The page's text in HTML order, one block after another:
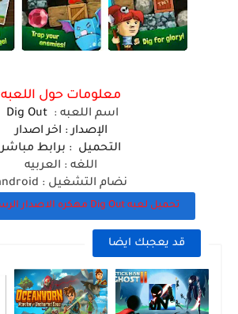
معلومات حول اللعبه
اسم اللعبه :
Dig Out
الإصدار : اخر اصدار
التحميل : برابط مباشر
اللغه : العربيه
نضام التشغيل : android
تحميل لعبه Dig Out مهكره الاصدار الرسمي للاندرويد
قد يعجبك ايضا